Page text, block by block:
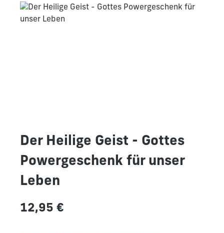
Der Heilige Geist - Gottes
Powergeschenk für unser
Leben
Regulärer Preis:
12,95 €